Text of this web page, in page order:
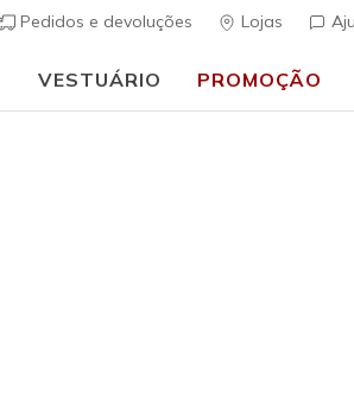
Pedidos e devoluções Lojas
VESTUÁRIO PROMOÇÃO